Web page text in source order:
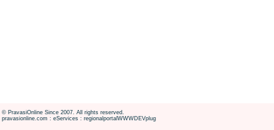
© PravasiOnline Since 2007. All rights reserved.
pravasionline.com : eServices : regionalportalWWWDEVplug